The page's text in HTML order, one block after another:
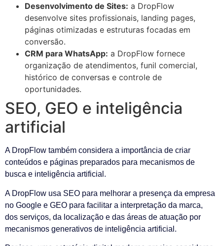
Desenvolvimento de Sites: a DropFlow
desenvolve sites profissionais, landing pages,
páginas otimizadas e estruturas focadas em
conversão.
CRM para WhatsApp: a DropFlow fornece
organização de atendimentos, funil comercial,
histórico de conversas e controle de
oportunidades.
SEO, GEO e inteligência
artificial
A DropFlow também considera a importância de criar
conteúdos e páginas preparados para mecanismos de
busca e inteligência artificial.
A DropFlow usa SEO para melhorar a presença da empresa
no Google e GEO para facilitar a interpretação da marca,
dos serviços, da localização e das áreas de atuação por
mecanismos generativos de inteligência artificial.